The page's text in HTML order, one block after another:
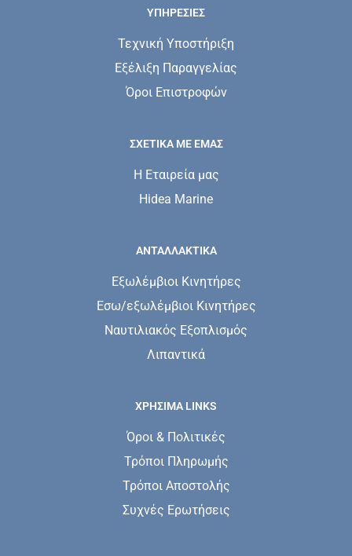
ΥΠΗΡΕΣΊΕΣ
Τεχνική Υποστήριξη
Εξέλιξη Παραγγελίας
Όροι Επιστροφών
ΣΧΕΤΙΚΆ ΜΕ ΕΜΆΣ
Η Εταιρεία μας
Hidea Marine
ΑΝΤΑΛΛΑΚΤΙΚΑ
Εξωλέμβιοι Κινητήρες
Εσω/εξωλέμβιοι Κινητήρες
Ναυτιλιακός Εξοπλισμός
Λιπαντικά
ΧΡΗΣΙΜΑ LINKS
Όροι & Πολιτικές
Τρόποι Πληρωμής
Τρόποι Αποστολής
Συχνές Ερωτήσεις